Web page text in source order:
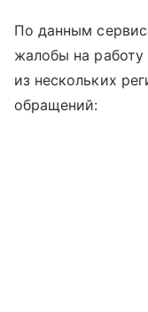
По данным
жалобы на работу
из нескольких
обращений: